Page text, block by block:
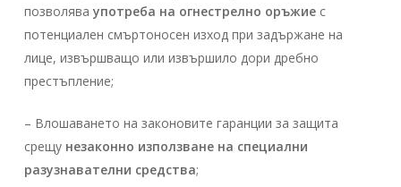
позволява употреба на огнестрелно оръжиес
потенциален смъртоносен изход при задържане на
лице, извършващо или извършило дори дребно
престъпление;
– Влошаването на законовите гаранции за защита
срещу незаконно използване на специални
разузнавателни средства;